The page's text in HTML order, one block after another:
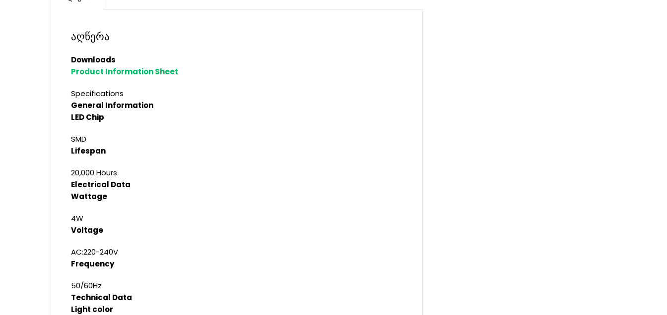
აღწერა
Downloads
Product Information Sheet
Specifications
General Information
LED Chip
SMD
Lifespan
20,000 Hours
Electrical Data
Wattage
4W
Voltage
AC:220-240V
Frequency
50/60Hz
Technical Data
Light color